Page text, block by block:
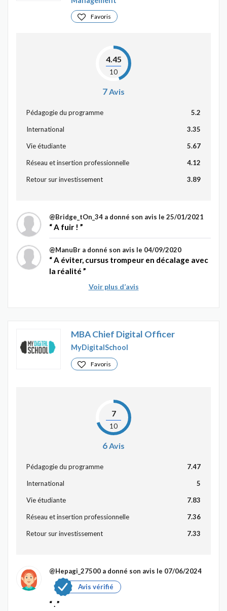
Favoris
4.45
10
7Avis
Pédagogie du programme 5.2
International 3.35
Vie étudiante 5.67
Réseau et insertion professionnelle 4.12
Retour sur investissement 3.89
@Bridge_tOn_34 a donné son avis le 25/01/2021
A fuir !
@ManuBr a donné son avis le 04/09/2020
A éviter, cursus trompeur en décalage avec
la réalité
Voir plus d’avis
MBA Chief Digital Officer
MyDigitalSchool
Favoris
7
10
6Avis
Pédagogie du programme 7.47
International 5
Vie étudiante 7.83
Réseau et insertion professionnelle 7.36
Retour sur investissement 7.33
@Hepagi_27500 a donné son avis le 07/06/2024
Avis vérifié
.